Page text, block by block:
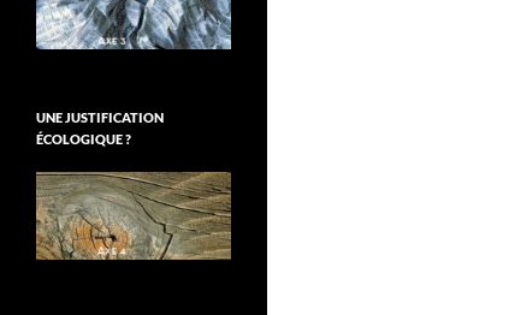
UNE JUSTIFICATION
ÉCOLOGIQUE ?